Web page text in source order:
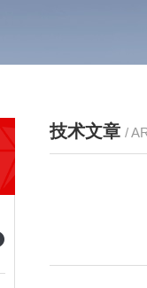
技术文章 /